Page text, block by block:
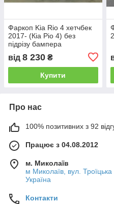
Фаркоп Kia Rio 4 хетчбек
2017- (Кіа Ріо 4) без
підрізу бампера
від 8 230 ₴
Купити
Про нас
100% позитивних з 92
Працює з 04.08.2012
м. Миколаїв
м Миколаїв, вул.
Україна
Контакти